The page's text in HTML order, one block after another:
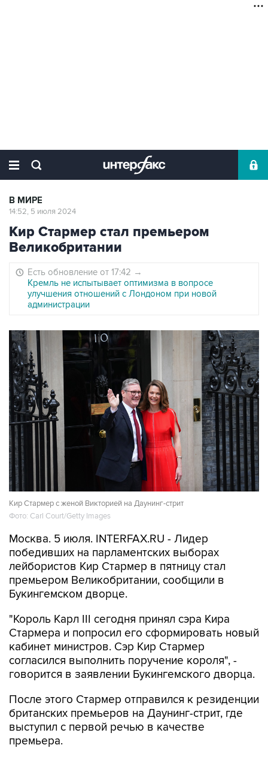
В МИРЕ
14:52, 5 июля 2024
Кир Стармер стал премьером
Великобритании
Есть обновление от 17:42 →
Кремль не испытывает оптимизма в вопросе
улучшения отношений с Лондоном при новой
администрации
Кир Стармер с женой Викторией на Даунинг-стрит
Фото: Carl Court/Getty Images
Москва. 5 июля. INTERFAX.RU - Лидер
победивших на парламентских выборах
лейбористов Кир Стармер в пятницу стал
премьером Великобритании, сообщили в
Букингемском дворце.
"Король Карл III сегодня принял сэра Кира
Стармера и попросил его сформировать новый
кабинет министров. Сэр Кир Стармер
согласился выполнить поручение короля", -
говорится в заявлении Букингемского дворца.
После этого Стармер отправился к резиденции
британских премьеров на Даунинг-стрит, где
выступил с первой речью в качестве
премьера.